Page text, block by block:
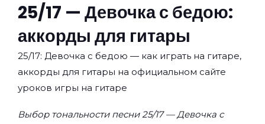
25/17 — Девочка с бедою:
аккорды для гитары
25/17: Девочка с бедою — как играть на гитаре,
аккорды для гитары на официальном сайте
уроков игры на гитаре
Выбор тональности песни 25/17 — Девочка с